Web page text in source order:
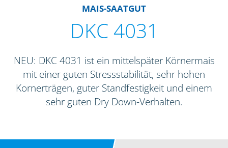
MAIS-SAATGUT
DKC 4031
NEU: DKC 4031 ist ein mittelspäter Körnermais
mit einer guten Stressstabilität, sehr hohen
Kornerträgen, guter Standfestigkeit und einem
sehr guten Dry Down-Verhalten.